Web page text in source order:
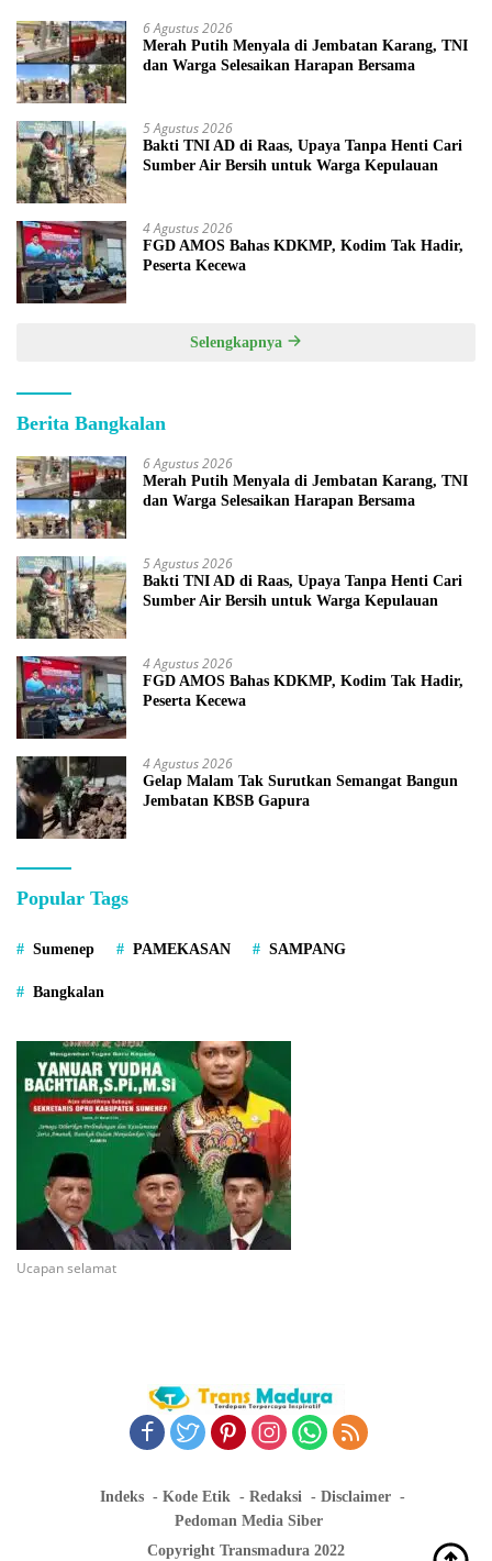
6 Agustus 2026
Merah Putih Menyala di Jembatan Karang, TNI
dan Warga Selesaikan Harapan Bersama
5 Agustus 2026
Bakti TNI AD di Raas, Upaya Tanpa Henti Cari
Sumber Air Bersih untuk Warga Kepulauan
4 Agustus 2026
FGD AMOS Bahas KDKMP, Kodim Tak Hadir,
Peserta Kecewa
Selengkapnya
Berita Bangkalan
6 Agustus 2026
Merah Putih Menyala di Jembatan Karang, TNI
dan Warga Selesaikan Harapan Bersama
5 Agustus 2026
Bakti TNI AD di Raas, Upaya Tanpa Henti Cari
Sumber Air Bersih untuk Warga Kepulauan
4 Agustus 2026
FGD AMOS Bahas KDKMP, Kodim Tak Hadir,
Peserta Kecewa
4 Agustus 2026
Gelap Malam Tak Surutkan Semangat Bangun
Jembatan KBSB Gapura
Popular Tags
Sumenep PAMEKASAN SAMPANG
Bangkalan
Ucapan selamat
Indeks Kode Etik Redaksi
Disclaimer
Pedoman Media Siber
Copyright Transmadura 2022